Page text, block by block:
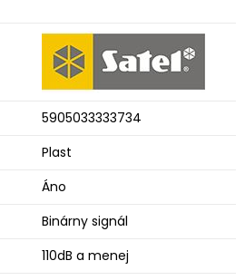
5905033333734
Plast
Áno
Binárny signál
110dB a menej